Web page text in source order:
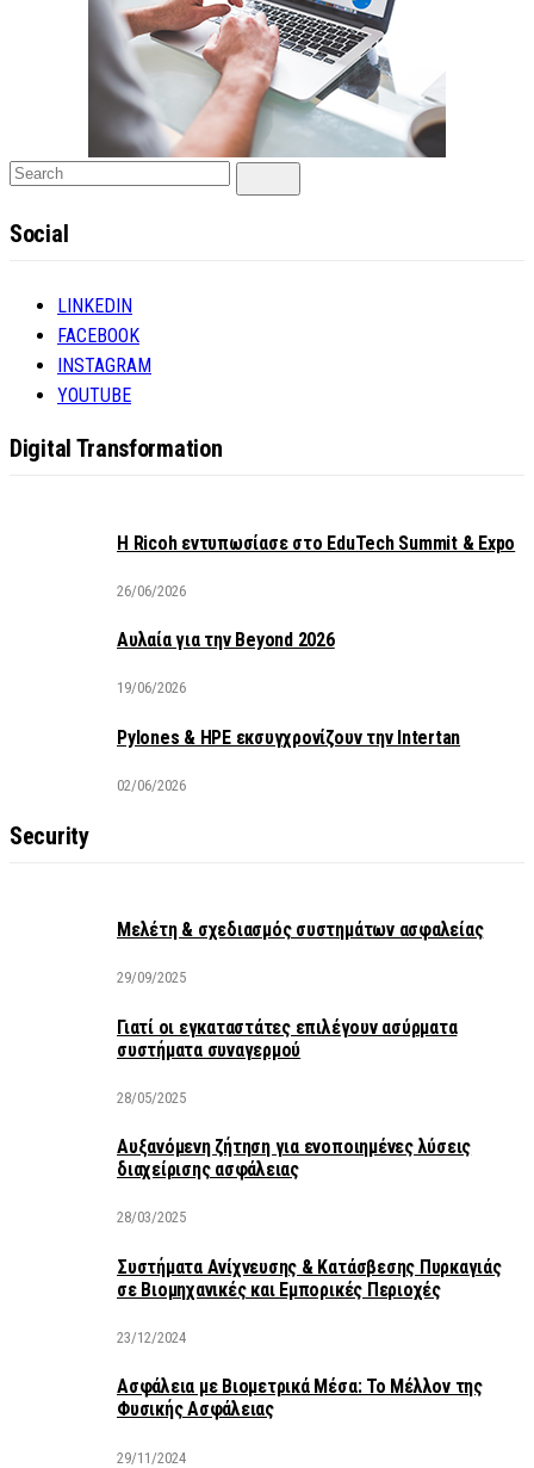
Search
Search
Social
LINKEDIN
FACEBOOK
INSTAGRAM
YOUTUBE
Digital Transformation
Η Ricoh εντυπωσίασε στο EduTech Summit & Expo
26/06/2026
Αυλαία για την Beyond 2026
19/06/2026
Pylones & HPE εκσυγχρονίζουν την Intertan
02/06/2026
Security
Μελέτη & σχεδιασμός συστημάτων ασφαλείας
29/09/2025
Γιατί οι εγκαταστάτες επιλέγουν ασύρματα
συστήματα συναγερμού
28/05/2025
Αυξανόμενη ζήτηση για ενοποιημένες λύσεις
διαχείρισης ασφάλειας
28/03/2025
Συστήματα Ανίχνευσης & Κατάσβεσης Πυρκαγιάς
σε Βιομηχανικές και Εμπορικές Περιοχές
23/12/2024
Ασφάλεια με Βιομετρικά Μέσα: Το Μέλλον της
Φυσικής Ασφάλειας
29/11/2024